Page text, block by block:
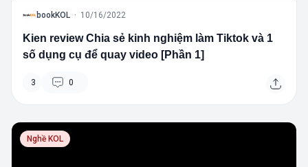
B bookKOL · 10/16/2022
Kien review Chia sẻ kinh nghiệm làm Tiktok và 1
số dụng cụ để quay video [Phần 1]
3 0
Nghề KOL